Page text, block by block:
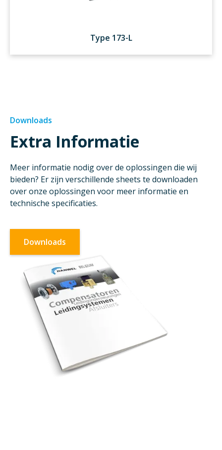
Type 173-L
Downloads
Extra Informatie
Meer informatie nodig over de oplossingen die wij
bieden? Er zijn verschillende sheets te downloaden
over onze oplossingen voor meer informatie en
technische specificaties.
Downloads